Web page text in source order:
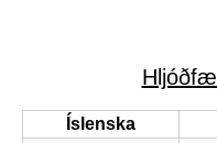
Íslenska